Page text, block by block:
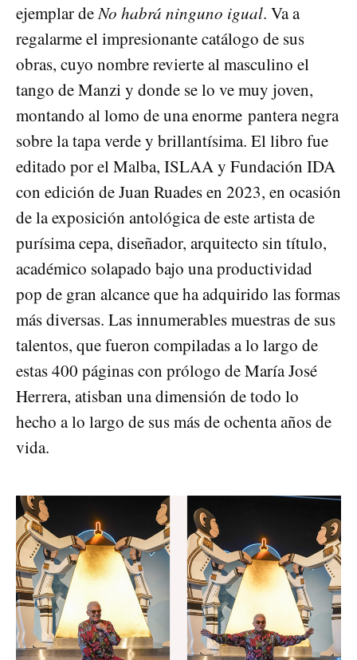
ejemplar deNo habrá ninguno igual. Va a
regalarme el impresionante catálogo de sus
obras, cuyo nombre revierte al masculino el
tango de Manzi y donde se lo ve muy joven,
montando al lomo de una enorme pantera negra
sobre la tapa verde y brillantísima. El libro fue
editado por el Malba, ISLAA y Fundación IDA
con edición de Juan Ruades en 2023, en ocasión
de la exposición antológica de este artista de
purísima cepa, diseñador, arquitecto sin título,
académico solapado bajo una productividad
pop de gran alcance que ha adquirido las formas
más diversas. Las innumerables muestras de sus
talentos, que fueron compiladas a lo largo de
estas 400 páginas con prólogo de María José
Herrera, atisban una dimensión de todo lo
hecho a lo largo de sus más de ochenta años de
vida.